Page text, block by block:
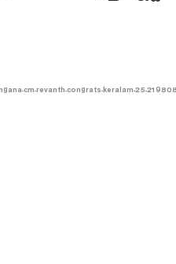
cm-revanth-congrats-keralam-25-